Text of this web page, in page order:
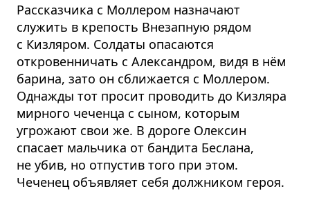
Рассказчика с Моллером назначают
служить в крепость Внезапную рядом
с Кизляром. Солдаты опасаются
откровенничать с Александром, видя в нём
барина, зато он сближается с Моллером.
Однажды тот просит проводить до Кизляра
мирного чеченца с сыном, которым
угрожают свои же. В дороге Олексин
спасает мальчика от бандита Беслана,
не убив, но отпустив того при этом.
Чеченец объявляет себя должником героя.